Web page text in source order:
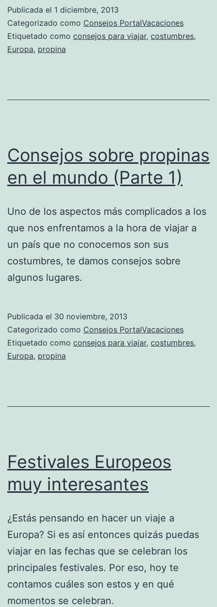
Publicada el 1 diciembre, 2013
Categorizado como Consejos PortalVacaciones
Etiquetado como consejos para viajar, costumbres,
Europa, propina
Consejos sobre propinas
en el mundo (Parte 1)
Uno de los aspectos más complicados a los
que nos enfrentamos a la hora de viajar a
un país que no conocemos son sus
costumbres, te damos consejos sobre
algunos lugares.
Publicada el 30 noviembre, 2013
Categorizado como Consejos PortalVacaciones
Etiquetado como consejos para viajar, costumbres,
Europa, propina
Festivales Europeos
muy interesantes
¿Estás pensando en hacer un viaje a
Europa? Si es así entonces quizás puedas
viajar en las fechas que se celebran los
principales festivales. Por eso, hoy te
contamos cuáles son estos y en qué
momentos se celebran.